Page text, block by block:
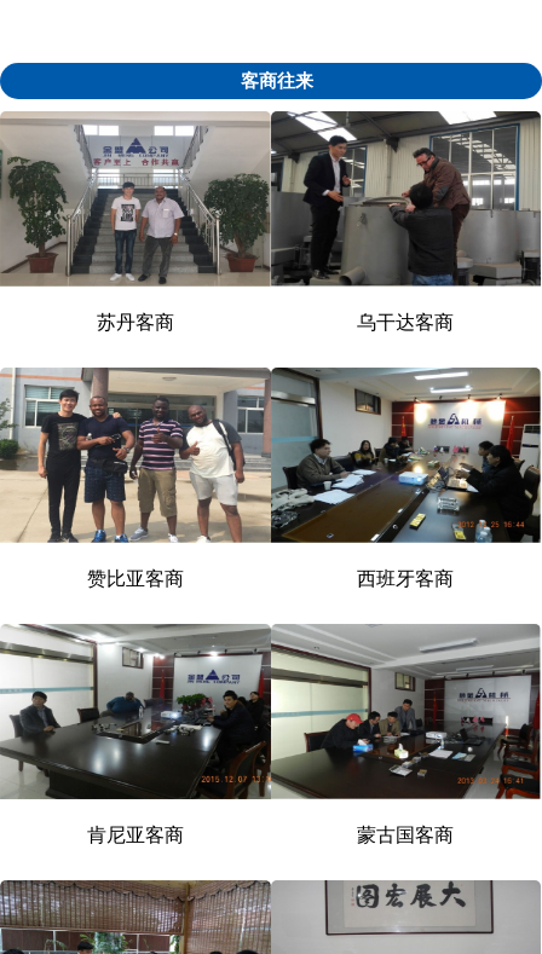
客商往来
苏丹客商 乌干达客商
赞比亚客商 西班牙客商
肯尼亚客商 蒙古国客商